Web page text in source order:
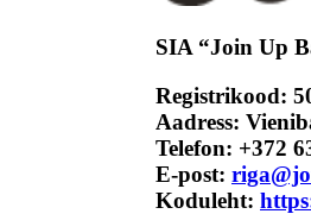
SIA “Join Up
Registrikood:
Aadress:
Telefon: +372
E-post:
Koduleht: